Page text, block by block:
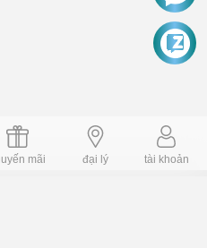
mãi đại lý tài khoản